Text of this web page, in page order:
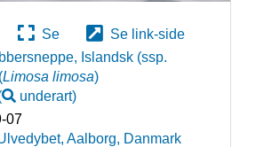
Se
Se link-side
Islandsk (ssp.
(Limosa limosa)
underart)
07
Aalborg, Danmark